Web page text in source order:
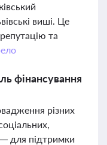
виші. Це
та
фінансування
різних
— для підтримки